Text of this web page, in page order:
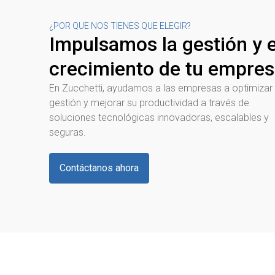
¿POR QUE NOS TIENES QUE ELEGIR?
Impulsamos la gestión y
crecimiento de tu
En Zucchetti, ayudamos a las empresas a optimizar
gestión y mejorar su productividad a través de
soluciones tecnológicas innovadoras, escalables y
seguras.
Contáctanos ahora